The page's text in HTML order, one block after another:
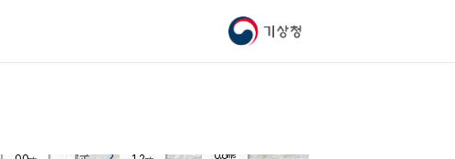
기상청
0.6m/s